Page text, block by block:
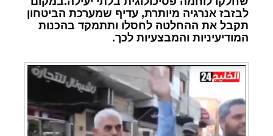
לבזבז אנרגיה מיותרת, עדיף שמערכת הביטחון
תקבל את ההחלטה לחסלו ותתמקד בהכנות
המודיעיניות והמבצעיות לכך.